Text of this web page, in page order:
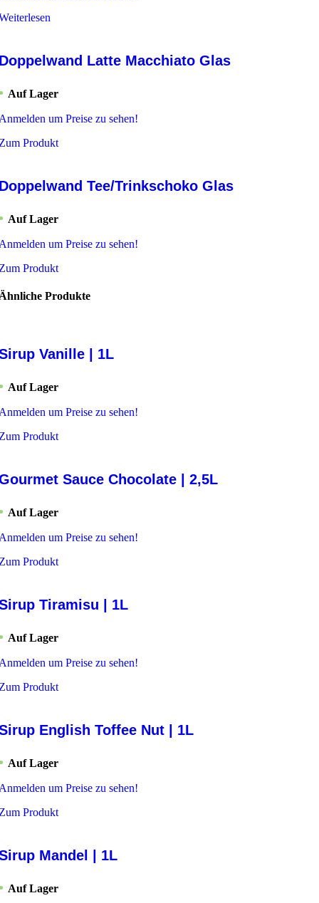
Latte Macchiato Glas
Auf Lager
um Preise zu sehen!
Produkt
Tee/Trinkschoko Glas
Auf Lager
um Preise zu sehen!
Produkt
Produkte
Vanille | 1L
Auf Lager
um Preise zu sehen!
Produkt
Sauce Chocolate | 2,5L
Auf Lager
um Preise zu sehen!
Produkt
Tiramisu | 1L
Auf Lager
um Preise zu sehen!
Produkt
English Toffee Nut | 1L
Auf Lager
um Preise zu sehen!
Produkt
Mandel | 1L
Auf Lager